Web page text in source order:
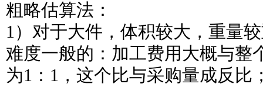
粗略估算法：
1）对于大件，体积较大，重量
难度一般的：加工费用大概与整
为1：1，这个比与采购量成反比